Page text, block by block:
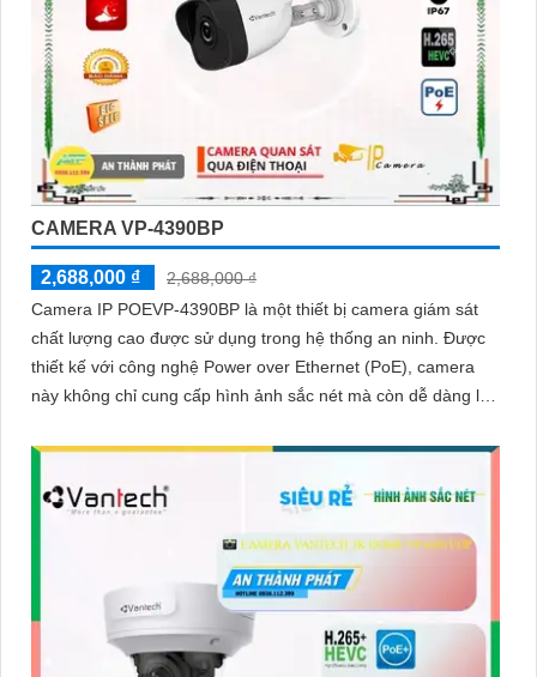
CAMERA VP-4390BP
2,688,000 ₫
2,688,000 ₫
Camera IP POEVP-4390BP là một thiết bị camera giám sát
chất lượng cao được sử dụng trong hệ thống an ninh. Được
thiết kế với công nghệ Power over Ethernet (PoE), camera
này không chỉ cung cấp hình ảnh sắc nét mà còn dễ dàng lắp